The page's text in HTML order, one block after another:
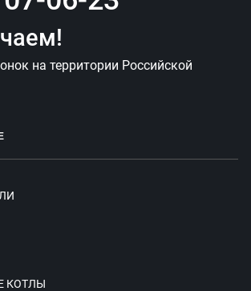
на территории Российской
КОТЛЫ